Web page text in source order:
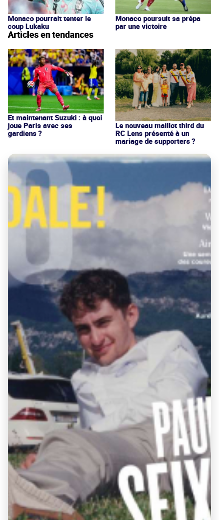
Monaco pourrait tenter le
coup Lukaku
Monaco poursuit sa prépa
par une victoire
Articles en tendances
Et maintenant Suzuki : à quoi
joue Paris avec ses
gardiens ?
Le nouveau maillot third du
RC Lens présenté à un
mariage de supporters ?